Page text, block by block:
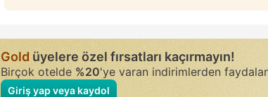
Goldüyelere özel fırsatları kaçırmayın!
Birçok otelde%20'ye varan indirimlerden
Giriş yap veya kaydol